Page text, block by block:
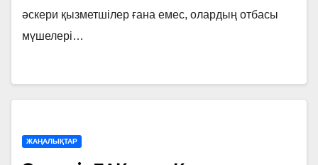
әскери қызметшілер ғана емес, олардың отбасы
мүшелері…
ЖАҢАЛЫҚТАР